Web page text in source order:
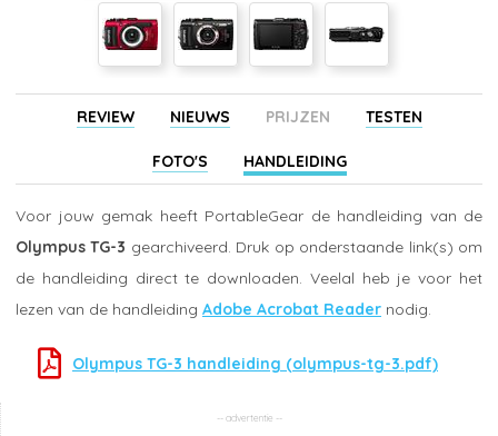
REVIEW NIEUWS PRIJZEN TESTEN
FOTO'S HANDLEIDING
Voor jouw gemak heeft PortableGear de handleiding van de
Olympus TG-3 gearchiveerd. Druk op onderstaande link(s) om
de handleiding direct te downloaden. Veelal heb je voor het
lezen van de handleiding Adobe Acrobat Reader nodig.
Olympus TG-3 handleiding (olympus-tg-3.pdf)